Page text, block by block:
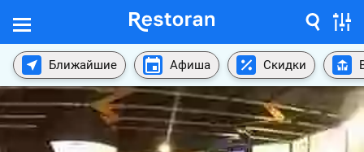
Ближайшие Афиша Скидки